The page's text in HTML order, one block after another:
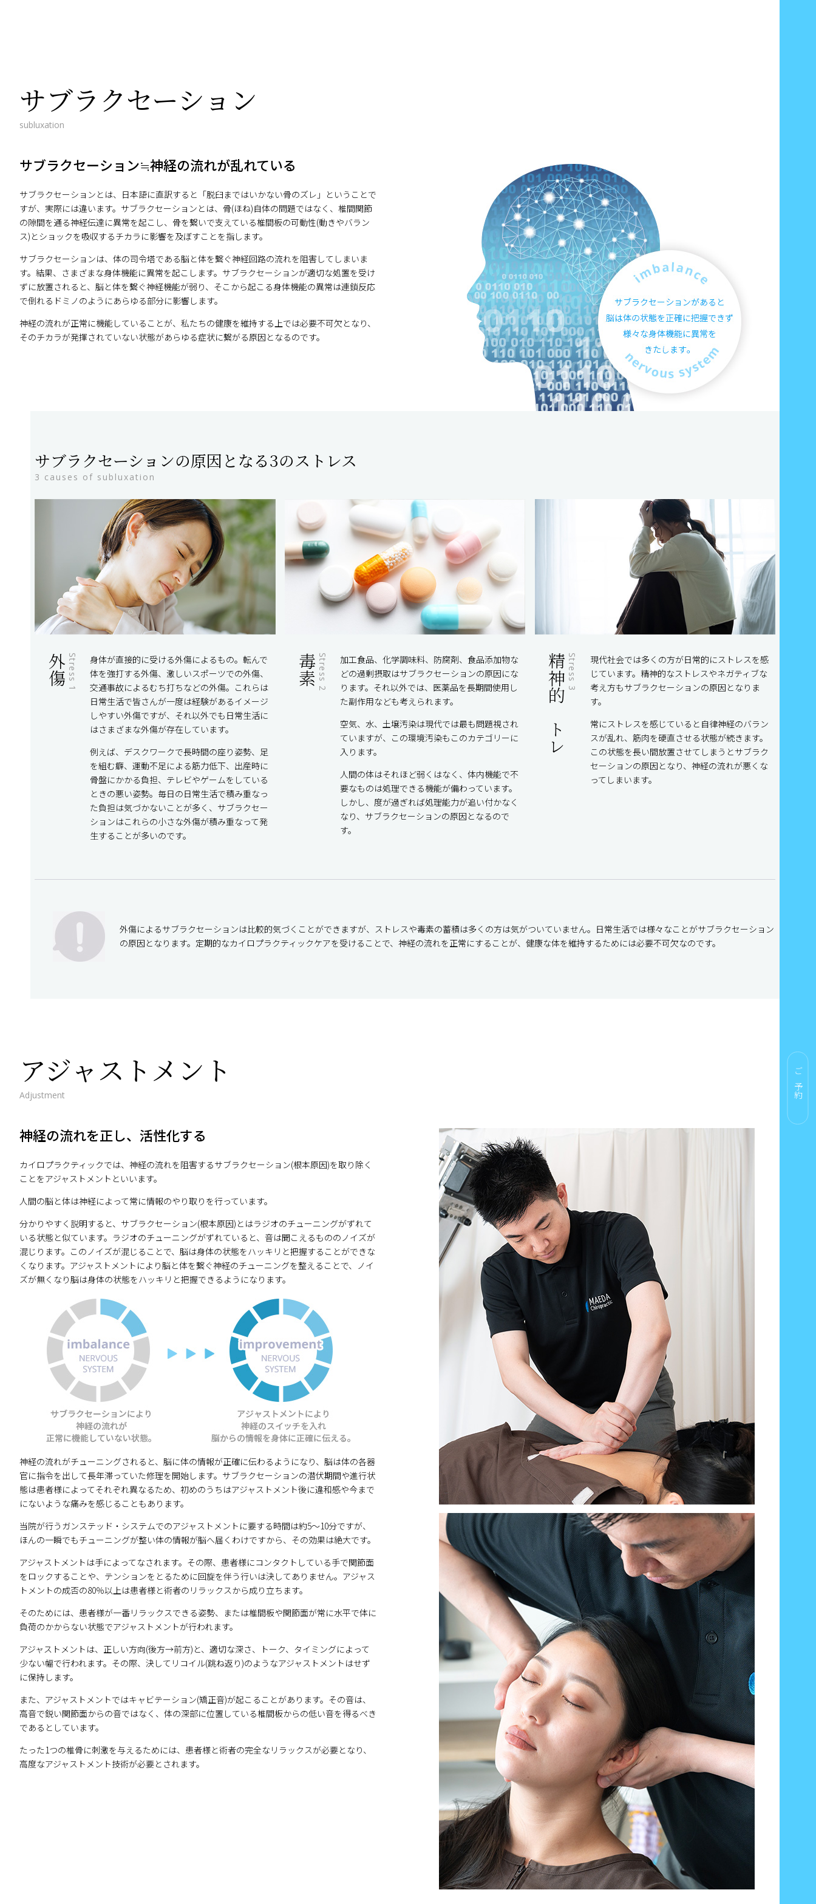
サブラクセーション
subluxation
サブラクセーション≒神経の流れが乱れている
サブラクセーションとは、日本語に直訳すると「脱臼まではいかない骨のズレ」ということで
すが、実際には違います。サブラクセーションとは、骨(ほね)自体の問題ではなく、椎間関節
の隙間を通る神経伝達に異常を起こし、骨を繋いで支えている椎間板の可動性(動きやバラン
ス)とショックを吸収するチカラに影響を及ぼすことを指します。
サブラクセーションは、体の司令塔である脳と体を繋ぐ神経回路の流れを阻害してしまいま
す。結果、さまざまな身体機能に異常を起こします。サブラクセーションが適切な処置を受け
ずに放置されると、脳と体を繋ぐ神経機能が弱り、そこから起こる身体機能の異常は連鎖反応
で倒れるドミノのようにあらゆる部分に影響します。
神経の流れが正常に機能していることが、私たちの健康を維持する上では必要不可欠となり、
そのチカラが発揮されていない状態があらゆる症状に繋がる原因となるのです。
サブラクセーションの原因となる3のストレス
3 causes of subluxation
Stress 1
外傷
身体が直接的に受ける外傷によるもの。転んで
体を強打する外傷、激しいスポーツでの外傷、
交通事故によるむち打ちなどの外傷。これらは
日常生活で皆さんが一度は経験があるイメージ
しやすい外傷ですが、それ以外でも日常生活に
はさまざまな外傷が存在しています。
例えば、デスクワークで長時間の座り姿勢、足
を組む癖、運動不足による筋力低下、出産時に
骨盤にかかる負担、テレビやゲームをしている
ときの悪い姿勢。毎日の日常生活で積み重なっ
た負担は気づかないことが多く、サブラクセー
ションはこれらの小さな外傷が積み重なって発
生することが多いのです。
Stress 2
毒素
加工食品、化学調味料、防腐剤、食品添加物な
どの過剰摂取はサブラクセーションの原因にな
ります。それ以外では、医薬品を長期間使用し
た副作用なども考えられます。
空気、水、土壌汚染は現代では最も問題視され
ていますが、この環境汚染もこのカテゴリーに
入ります。
人間の体はそれほど弱くはなく、体内機能で不
要なものは処理できる機能が備わっています。
しかし、度が過ぎれば処理能力が追い付かなく
なり、サブラクセーションの原因となるので
す。
Stress 3
精神的ストレス
現代社会では多くの方が日常的にストレスを感
じています。精神的なストレスやネガティブな
考え方もサブラクセーションの原因となりま
す。
常にストレスを感じていると自律神経のバラン
スが乱れ、筋肉を硬直させる状態が続きます。
この状態を長い間放置させてしまうとサブラク
セーションの原因となり、神経の流れが悪くな
ってしまいます。
外傷によるサブラクセーションは比較的気づくことができますが、ストレスや毒素の蓄積は多くの方は気がついていません。日常生活では様々なことがサブラクセーション
の原因となります。定期的なカイロプラクティックケアを受けることで、神経の流れを正常にすることが、健康な体を維持するためには必要不可欠なのです。
アジャストメント
Adjustment
神経の流れを正し、活性化する
カイロプラクティックでは、神経の流れを阻害するサブラクセーション(根本原因)を取り除く
ことをアジャストメントといいます。
人間の脳と体は神経によって常に情報のやり取りを行っています。
分かりやすく説明すると、サブラクセーション(根本原因)とはラジオのチューニングがずれて
いる状態と似ています。ラジオのチューニングがずれていると、音は聞こえるもののノイズが
混じります。このノイズが混じることで、脳は身体の状態をハッキリと把握することができな
くなります。アジャストメントにより脳と体を繋ぐ神経のチューニングを整えることで、ノイ
ズが無くなり脳は身体の状態をハッキリと把握できるようになります。
神経の流れがチューニングされると、脳に体の情報が正確に伝わるようになり、脳は体の各器
官に指令を出して長年滞っていた修理を開始します。サブラクセーションの潜伏期間や進行状
態は患者様によってそれぞれ異なるため、初めのうちはアジャストメント後に違和感や今まで
にないような痛みを感じることもあります。
当院が行うガンステッド・システムでのアジャストメントに要する時間は約5～10分ですが、
ほんの一瞬でもチューニングが整い体の情報が脳へ届くわけですから、その効果は絶大です。
アジャストメントは手によってなされます。その際、患者様にコンタクトしている手で関節面
をロックすることや、テンションをとるために回旋を伴う行いは決してありません。アジャス
トメントの成否の80％以上は患者様と術者のリラックスから成り立ちます。
そのためには、患者様が一番リラックスできる姿勢、または椎間板や関節面が常に水平で体に
負荷のかからない状態でアジャストメントが行われます。
アジャストメントは、正しい方向(後方→前方)と、適切な深さ、トーク、タイミングによって
少ない幅で行われます。その際、決してリコイル(跳ね返り)のようなアジャストメントはせず
に保持します。
また、アジャストメントではキャビテーション(矯正音)が起こることがあります。その音は、
高音で鋭い関節面からの音ではなく、体の深部に位置している椎間板からの低い音を得るべき
であるとしています。
たった1つの椎骨に刺激を与えるためには、患者様と術者の完全なリラックスが必要となり、
高度なアジャストメント技術が必要とされます。
ご予約